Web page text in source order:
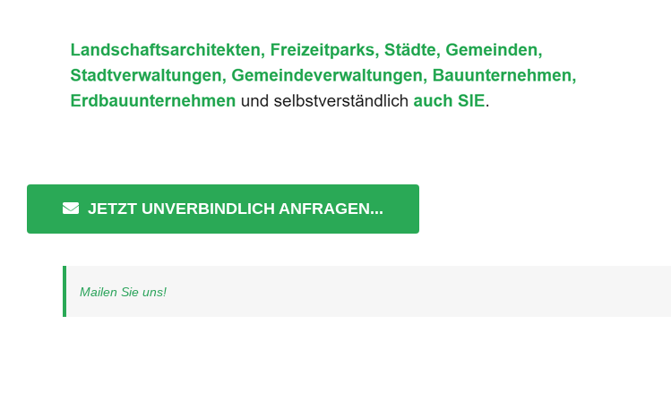
JETZT UNVERBINDLICH ANFRAGEN...
Mailen Sie uns!